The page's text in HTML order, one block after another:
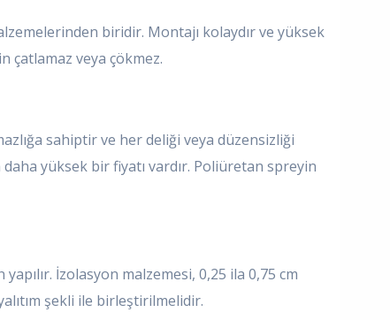
biridir. Montajı kolaydır ve yüksek
çatlamaz veya çökmez.
sahiptir ve her deliği veya düzensizliği
yüksek bir fiyatı vardır. Poliüretan spreyin
İzolasyon malzemesi, 0,25 ila 0,75 cm
şekli ile birleştirilmelidir.